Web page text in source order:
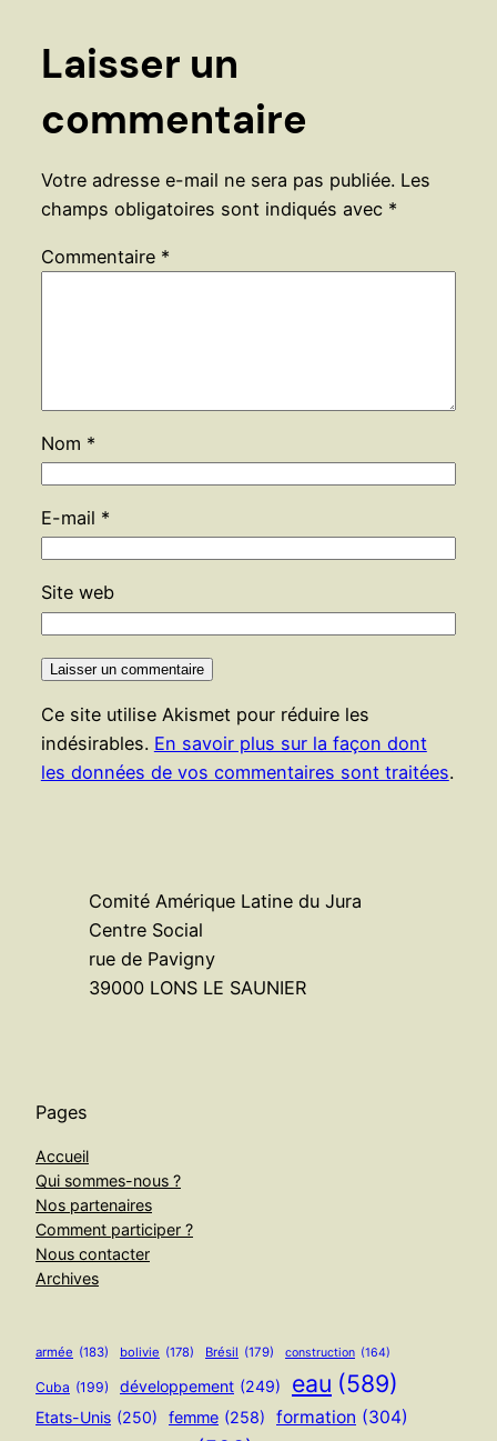
Laisser un
commentaire
Votre adresse e-mail ne sera pas publiée. Les
champs obligatoires sont indiqués avec *
Commentaire *
Nom *
E-mail *
Site web
Ce site utilise Akismet pour réduire les
indésirables. En savoir plus sur la façon dont
les données de vos commentaires sont traitées.
Comité Amérique Latine du Jura
Centre Social
rue de Pavigny
39000 LONS LE SAUNIER
Pages
Accueil
Qui sommes-nous ?
Nos partenaires
Comment participer ?
Nous contacter
Archives
armée (183) bolivie (178) Brésil (179) construction (164)
Cuba (199) développement (249) eau (589)
Etats-Unis (250) femme (258) formation (304)